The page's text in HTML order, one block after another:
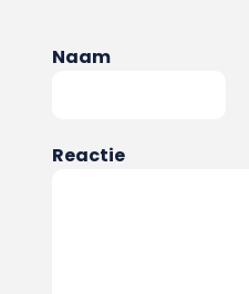
Naam
Reactie